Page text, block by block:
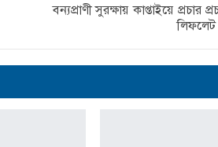
বন্যপ্রাণী সুরক্ষায় কাপ্তাইয়ে প্রচার